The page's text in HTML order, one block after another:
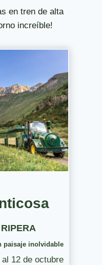
en tren de alta
increíble!
paisaje inolvidable
12 de octubre